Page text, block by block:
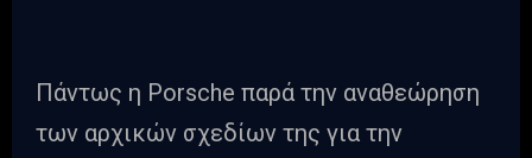
Πάντως η Porsche παρά την αναθεώρηση
των αρχικών σχεδίων της για την